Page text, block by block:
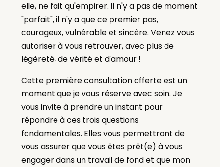
elle, ne fait qu'empirer. Il n'y a pas de moment
"parfait", il n'y a que ce premier pas,
courageux, vulnérable et sincère. Venez vous
autoriser à vous retrouver, avec plus de
légèreté, de vérité et d'amour !
Cette première consultation offerte est un
moment que je vous réserve avec soin. Je
vous invite à prendre un instant pour
répondre à ces trois questions
fondamentales. Elles vous permettront de
vous assurer que vous êtes prêt(e) à vous
engager dans un travail de fond et que mon